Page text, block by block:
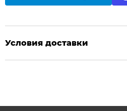
Условия доставки